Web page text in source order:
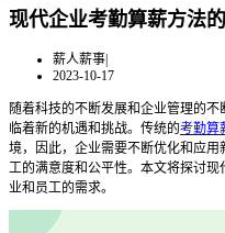
现代企业考勤算薪方法
薪人薪事|
2023-10-17
随着科技的不断发展和企业管理的
临着新的机遇和挑战。传统的考勤算
境，因此，企业需要不断优化和应
工的满意度和公平性。本文将探讨
业和员工的需求。